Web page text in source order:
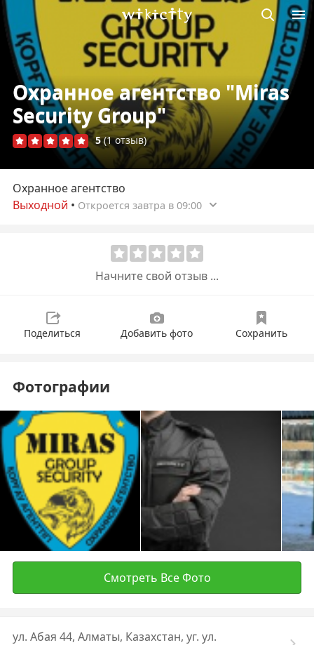
Викисити
Охранное агентство "Miras
Security Group"
5 (1 отзыв)
Охранное агентство
Выходной • Откроется завтра в 09:00
Начните свой отзыв ...
Поделиться Добавить фото Сохранить
Фотографии
Смотреть Все Фото
ул. Абая 44, Алматы, Казахстан, уг. ул.